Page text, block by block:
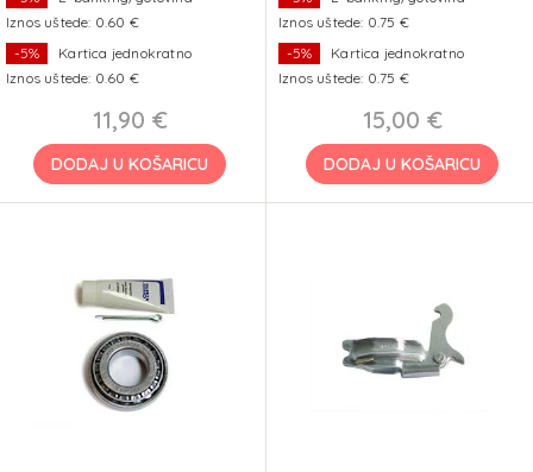
Iznos uštede: 0.60 €
-5%
Kartica jednokratno
Iznos uštede: 0.60 €
11,90 €
DODAJ U KOŠARICU
Iznos uštede: 0.75 €
-5%
Kartica jednokratno
Iznos uštede: 0.75 €
15,00 €
DODAJ U KOŠARICU